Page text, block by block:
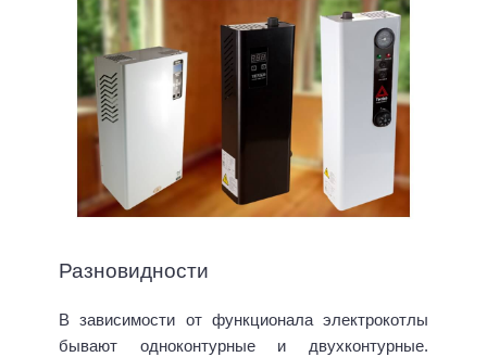
Разновидности
В зависимости от функционала электрокотлы
бывают одноконтурные и двухконтурные.